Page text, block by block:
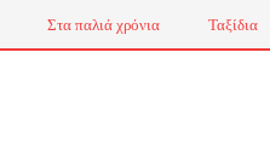
Στα παλιά χρόνια Ταξίδια